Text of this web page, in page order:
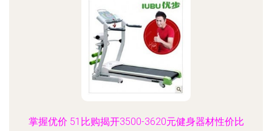
掌握优价 51比购揭开3500-3620元健身器材性价比